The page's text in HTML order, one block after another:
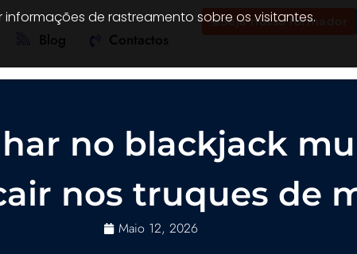
Blog Contactos
Seja nosso formador
no blackjack
nos truques de
Maio 12, 2026
de rastreamento sobre os visitantes.